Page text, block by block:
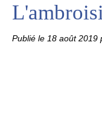
Publié le 18 août 2019